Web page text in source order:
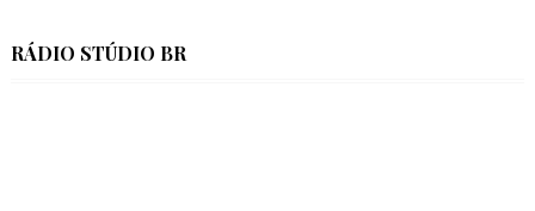
RÁDIO STÚDIO BR